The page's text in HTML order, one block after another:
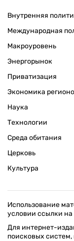
Внутренняя
Международная
Макроуровень
Энергорынок
Приватизация
Экономика
Наука
Технологии
Среда обитания
Церковь
Культура
Использование
условии ссылки на
Для интернет-
поисковых систем,